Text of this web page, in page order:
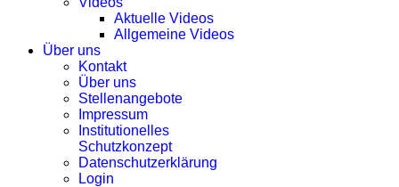
Aktuelle Videos
Allgemeine Videos
Über uns
Kontakt
Über uns
Stellenangebote
Impressum
Institutionelles
Schutzkonzept
Datenschutzerklärung
Login